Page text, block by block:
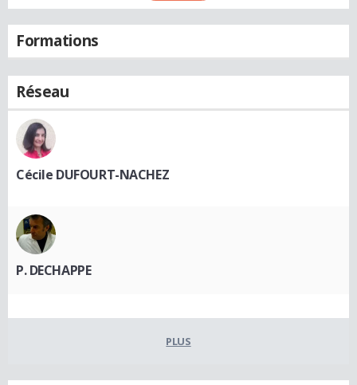
Formations
Réseau
Cécile DUFOURT-NACHEZ
P. DECHAPPE
PLUS